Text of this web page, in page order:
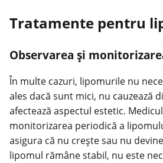
Tratamente pentru
Observarea și
În multe cazuri, lipomurile nu
ales dacă sunt mici, nu cauzează
afectează aspectul estetic.
monitorizarea periodică a
asigura că nu crește sau nu
lipomul rămâne stabil, nu este